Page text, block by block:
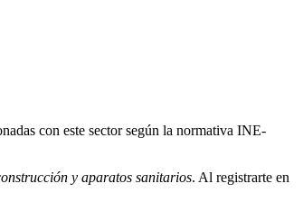
con este sector según la normativa INE-
y aparatos sanitarios. Al registrarte en